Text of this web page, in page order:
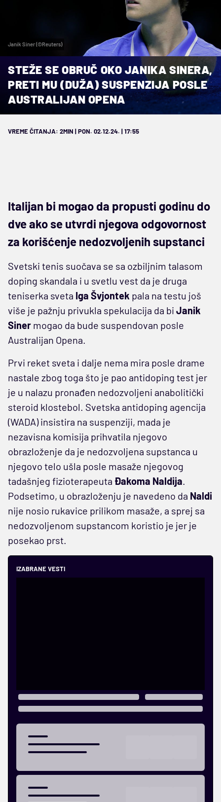
Janik Siner (©Reuters)
STEŽE SE OBRUČ OKO JANIKA SINERA,
PRETI MU (DUŽA) SUSPENZIJA POSLE
AUSTRALIJAN OPENA
VREME ČITANJA: 2MIN | PON. 02.12.24. | 17:55
Italijan bi mogao da propusti godinu do
dve ako se utvrdi njegova odgovornost
za korišćenje nedozvoljenih supstanci
Svetski tenis suočava se sa ozbiljnim talasom
doping skandala i u svetlu vest da je druga
teniserka sveta Iga Švjontek pala na testu još
više je pažnju privukla spekulacija da bi Janik
Siner mogao da bude suspendovan posle
Australijan Opena.
Prvi reket sveta i dalje nema mira posle drame
nastale zbog toga što je pao antidoping test jer
je u nalazu pronađen nedozvoljeni anabolitički
steroid klostebol. Svetska antidoping agencija
(WADA) insistira na suspenziji, mada je
nezavisna komisija prihvatila njegovo
obrazloženje da je nedozvoljena supstanca u
njegovo telo ušla posle masaže njegovog
tadašnjeg fizioterapeuta Đakoma Naldija.
Podsetimo, u obrazloženju je navedeno da Naldi
nije nosio rukavice prilikom masaže, a sprej sa
nedozvoljenom supstancom koristio je jer je
posekao prst.
IZABRANE VESTI